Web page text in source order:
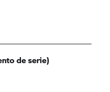
de serie)